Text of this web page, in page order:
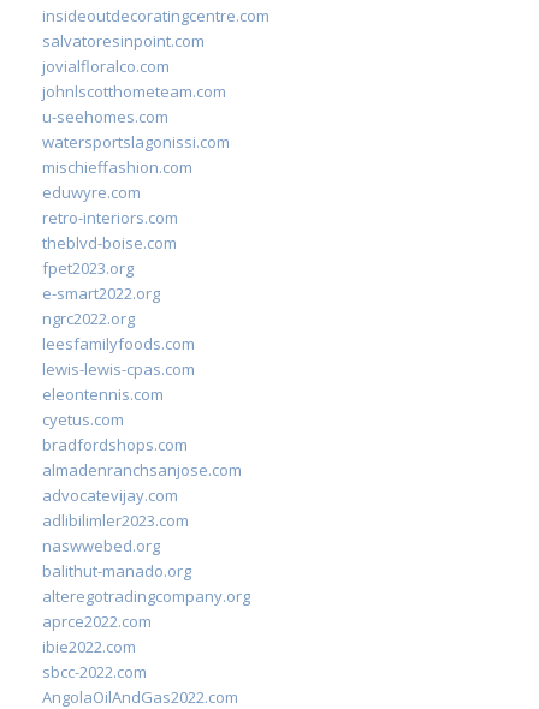
insideoutdecoratingcentre.com
salvatoresinpoint.com
jovialfloralco.com
johnlscotthometeam.com
u-seehomes.com
watersportslagonissi.com
mischieffashion.com
eduwyre.com
retro-interiors.com
theblvd-boise.com
fpet2023.org
e-smart2022.org
ngrc2022.org
leesfamilyfoods.com
lewis-lewis-cpas.com
eleontennis.com
cyetus.com
bradfordshops.com
almadenranchsanjose.com
advocatevijay.com
adlibilimler2023.com
naswwebed.org
balithut-manado.org
alteregotradingcompany.org
aprce2022.com
ibie2022.com
sbcc-2022.com
AngolaOilAndGas2022.com